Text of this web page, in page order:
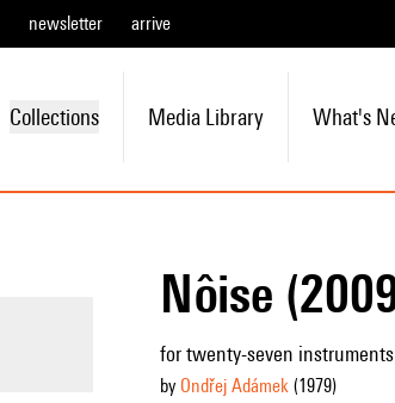
newsletter arrive
Collections Media Library What's
Nôise
for twenty-seven instruments
by Ondřej Adámek(1979)